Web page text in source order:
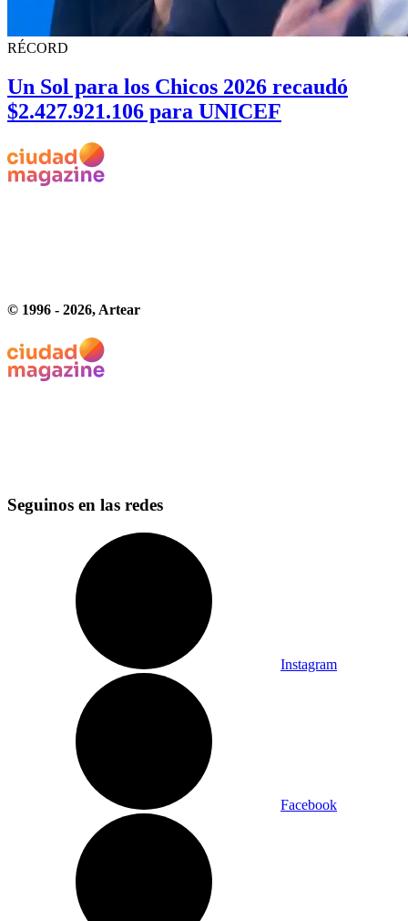
RÉCORD
Un Sol para los Chicos 2026 recaudó
$2.427.921.106 para UNICEF
© 1996 - 2026, Artear
Seguinos en las redes
Instagram
Facebook